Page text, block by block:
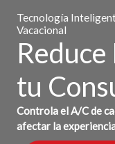
Tecnología
Vacacional
tu
Controla el A/C de
afectar la